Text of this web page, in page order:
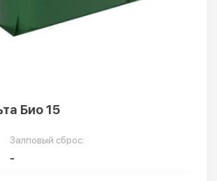
Био 15
Залповый сброс:
-